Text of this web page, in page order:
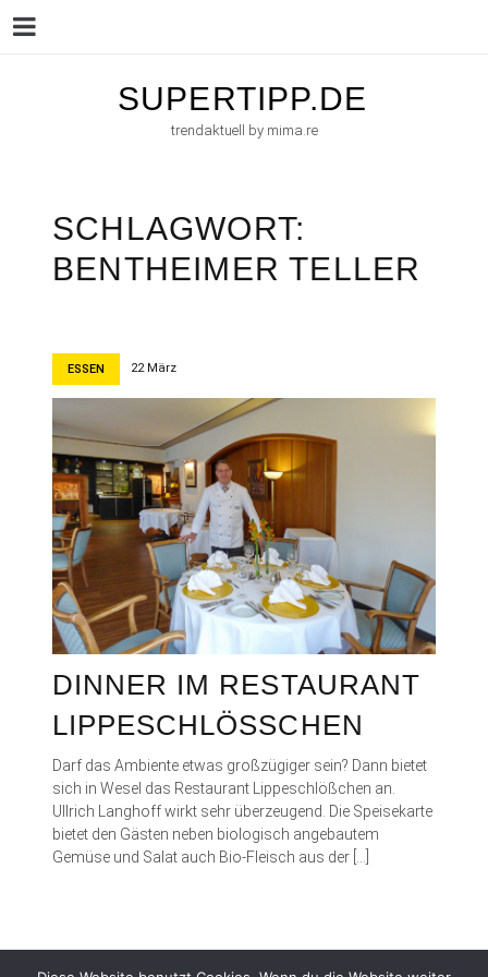
SUPERTIPP.DE
trendaktuell by mima.re
SCHLAGWORT:
BENTHEIMER TELLER
ESSEN 22 März
DINNER IM RESTAURANT
LIPPESCHLÖSSCHEN
Darf das Ambiente etwas großzügiger sein? Dann bietet
sich in Wesel das Restaurant Lippeschlößchen an.
Ullrich Langhoff wirkt sehr überzeugend. Die Speisekarte
bietet den Gästen neben biologisch angebautem
Gemüse und Salat auch Bio-Fleisch aus der […]
Menu